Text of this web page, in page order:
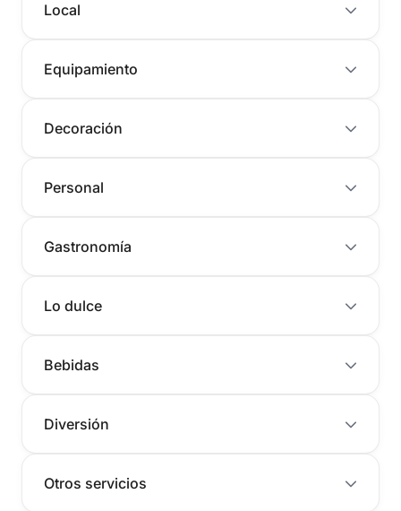
Local
Equipamiento
Decoración
Personal
Gastronomía
Lo dulce
Bebidas
Diversión
Otros servicios